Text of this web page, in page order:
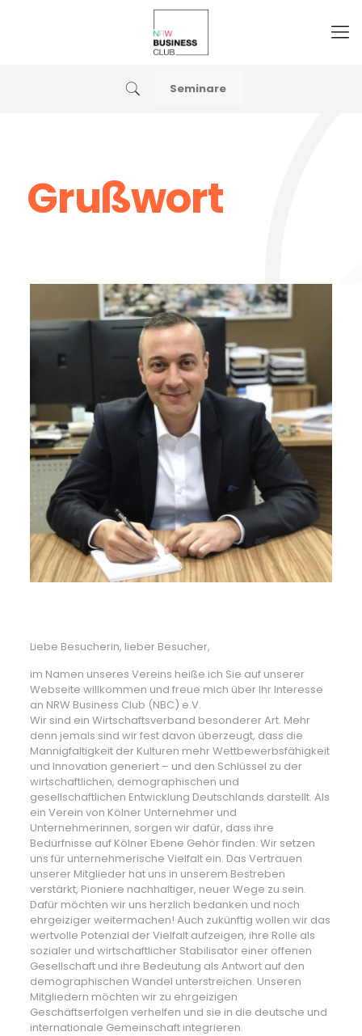
Seminare
Grußwort
Liebe Besucherin, lieber Besucher,
im Namen unseres Vereins heiße ich Sie auf unserer
Webseite willkommen und freue mich über Ihr Interesse
an NRW Business Club (NBC) e.V.
Wir sind ein Wirtschaftsverband besonderer Art. Mehr
denn jemals sind wir fest davon überzeugt, dass die
Mannigfaltigkeit der Kulturen mehr Wettbewerbsfähigkeit
und Innovation generiert – und den Schlüssel zu der
wirtschaftlichen, demographischen und
gesellschaftlichen Entwicklung Deutschlands darstellt. Als
ein Verein von Kölner Unternehmer und
Unternehmerinnen, sorgen wir dafür, dass ihre
Bedürfnisse auf Kölner Ebene Gehör finden. Wir setzen
uns für unternehmerische Vielfalt ein. Das Vertrauen
unserer Mitglieder hat uns in unserem Bestreben
verstärkt, Pioniere nachhaltiger, neuer Wege zu sein.
Dafür möchten wir uns herzlich bedanken und noch
ehrgeiziger weitermachen! Auch zukünftig wollen wir das
wertvolle Potenzial der Vielfalt aufzeigen, ihre Rolle als
sozialer und wirtschaftlicher Stabilisator einer offenen
Gesellschaft und ihre Bedeutung als Antwort auf den
demographischen Wandel unterstreichen. Unseren
Mitgliedern möchten wir zu ehrgeizigen
Geschäftserfolgen verhelfen und sie in die deutsche und
internationale Gemeinschaft integrieren.